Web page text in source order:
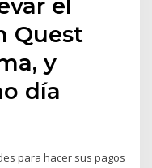
Quest
y
día
para hacer sus pagos